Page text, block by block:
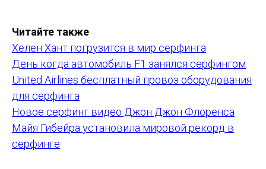
Читайте также
Хелен Хант погрузится в мир серфинга
День когда автомобиль F1 занялся серфингом
United Airlines бесплатный провоз оборудования
для серфинга
Новое серфинг видео Джон Джон Флоренса
Майя Гибейра установила мировой рекорд в
серфинге